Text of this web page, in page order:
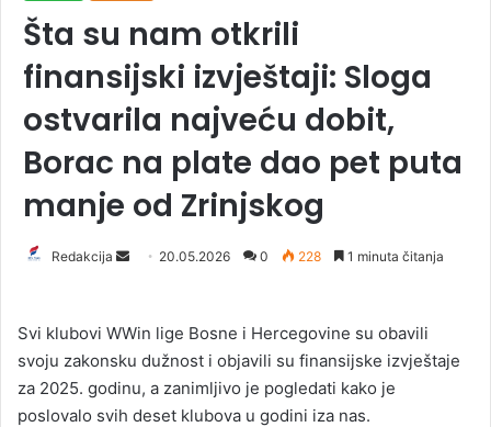
Šta su nam otkrili
finansijski izvještaji: Sloga
ostvarila najveću dobit,
Borac na plate dao pet puta
manje od Zrinjskog
Redakcija
d
a
n
e
20.05.2026 0 228 1 minuta čitanja
Svi klubovi WWin lige Bosne i Hercegovine su obavili
svoju zakonsku dužnost i objavili su finansijske izvještaje
za 2025. godinu, a zanimljivo je pogledati kako je
poslovalo svih deset klubova u godini iza nas.